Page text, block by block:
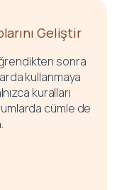
Geliştir
sonra
kullanmaya
kuralları
cümle de